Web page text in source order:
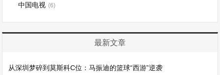
中国电视 (6)
最新文章
从深圳梦碎到莫斯科C位：马振迪的篮球“西游”逆袭